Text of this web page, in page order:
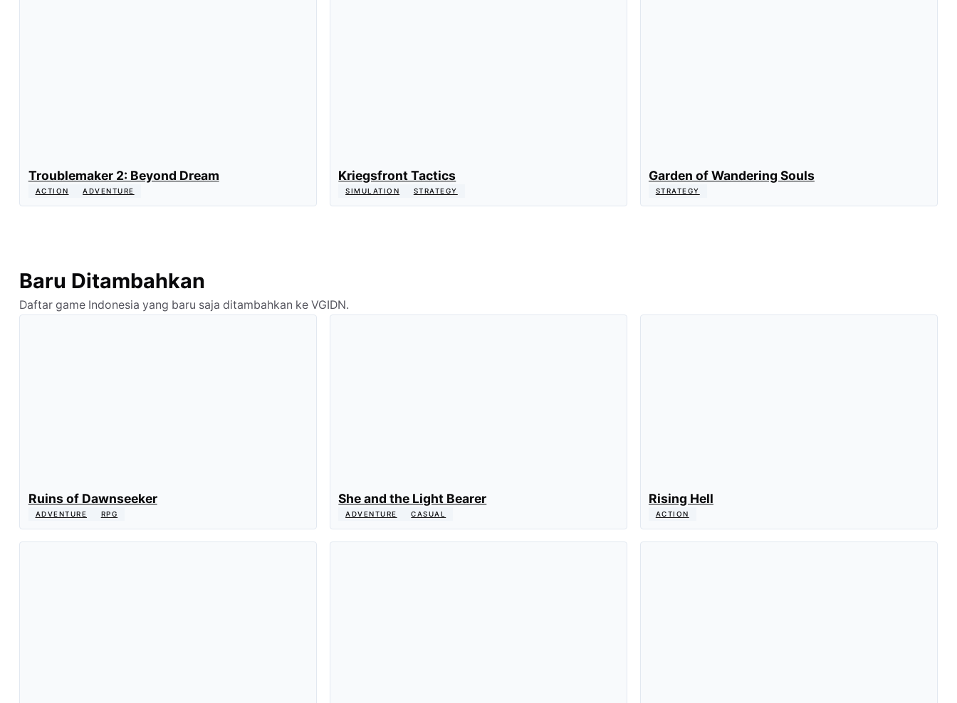
Troublemaker 2: Beyond Dream
ACTION ADVENTURE
Kriegsfront Tactics
SIMULATION STRATEGY
Garden of Wandering Souls
STRATEGY
Baru Ditambahkan
Daftar game Indonesia yang baru saja ditambahkan ke VGIDN.
Ruins of Dawnseeker
ADVENTURE RPG
She and the Light Bearer
ADVENTURE CASUAL
Rising Hell
ACTION